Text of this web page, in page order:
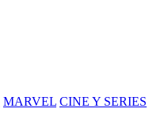
MARVEL CINE Y SERIES